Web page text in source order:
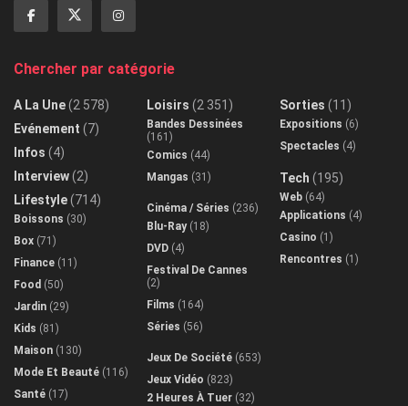
Chercher par catégorie
A La Une(2 578)
Evénement (7)
Infos (4)
Interview(2)
Lifestyle(714)
Boissons (30)
Box (71)
Finance (11)
Food (50)
Jardin (29)
Kids (81)
Maison (130)
Mode Et Beauté (116)
Santé (17)
Loisirs (2 351)
Bandes Dessinées
(161)
Comics (44)
Mangas (31)
Cinéma / Séries (236)
Blu-Ray(18)
DVD (4)
Festival De Cannes
(2)
Films (164)
Séries (56)
Jeux De Société (653)
Jeux Vidéo (823)
2 Heures À Tuer (32)
Sorties (11)
Expositions (6)
Spectacles (4)
Tech (195)
Web (64)
Applications (4)
Casino (1)
Rencontres (1)